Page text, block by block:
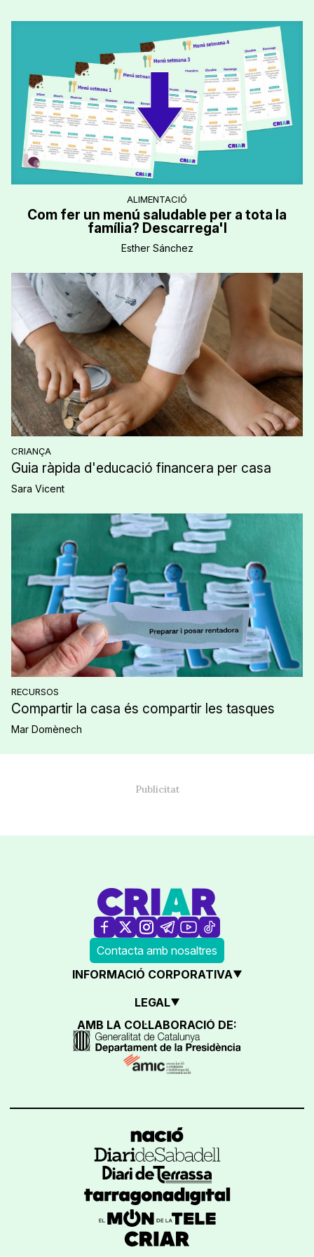
CRIANÇA
Guia ràpida d'educació financera per casa
Sara Vicent
RECURSOS
Compartir la casa és compartir les tasques
Mar Domènech
ALIMENTACIÓ
Com fer un menú saludable per a tota la
família? Descarrega'l
Esther Sánchez
Contacta amb nosaltres
INFORMACIÓ CORPORATIVA
LEGAL
AMB LA COL·LABORACIÓ DE: